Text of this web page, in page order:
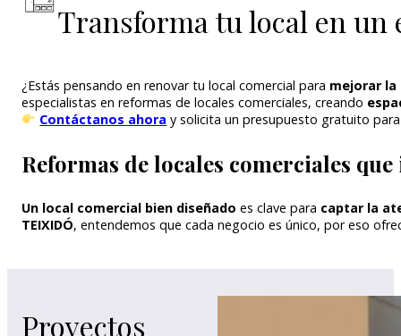
Transforma tu local en un
¿Estás pensando en renovar tu local comercial para mejorar la
especialistas en reformas de locales comerciales, creando
Contáctanos ahora y solicita un presupuesto gratuito
Reformas de locales comerciales
Un local comercial bien diseñado es clave para captar la
TEIXIDÓ, entendemos que cada negocio es único, por eso
Proyectos